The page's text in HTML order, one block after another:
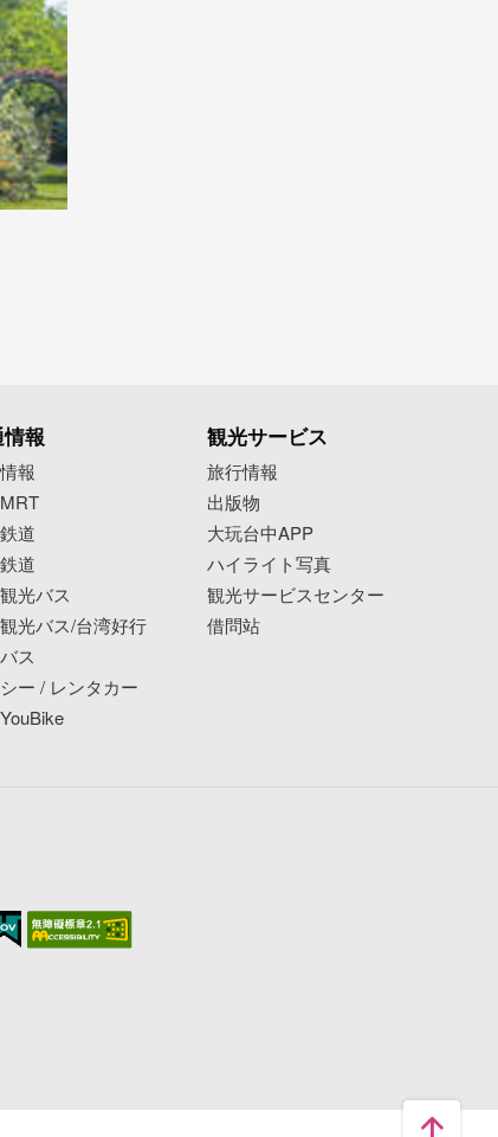
報
報
道
道
光バス
光バス/台湾好行
ス
ー / レンタカー
観光サービス
旅行情報
出版物
大玩台中APP
ハイライト写真
観光サービスセンター
借問站